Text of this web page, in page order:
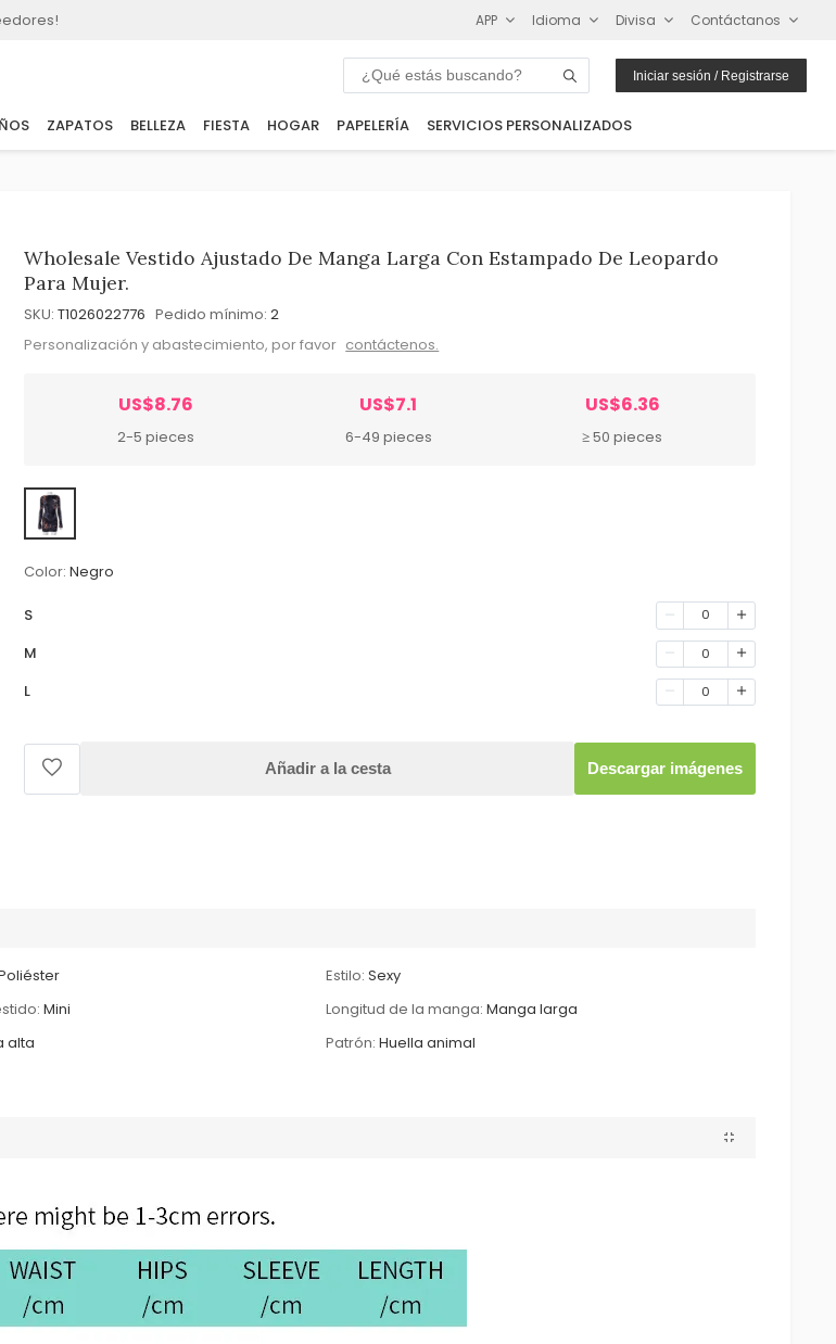
APP Idioma Divisa Contáctanos
Iniciar sesión / Registrarse
ZAPATOS BELLEZA FIESTA HOGAR PAPELERÍA SERVICIOS PERSONALIZADOS
Wholesale Vestido Ajustado De Manga Larga Con Estampado De Leopardo
Para Mujer.
SKU: T1026022776 Pedido mínimo: 2
Personalización y abastecimiento, por favor contáctenos.
US$8.76
2-5 pieces
US$7.1
6-49 pieces
US$6.36
≥ 50 pieces
Color: Negro
S 0
M 0
L 0
Añadir a la cesta Descargar imágenes
Estilo: Sexy
Mini Longitud de la manga: Manga larga
alta Patrón: Huella animal